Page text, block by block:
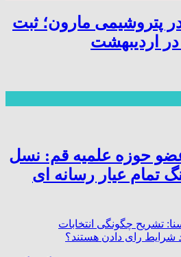
در پتروشیمی مارون؛ ثبت
حوزه علمیه قم: نسل
تمام عیار رسانه ای